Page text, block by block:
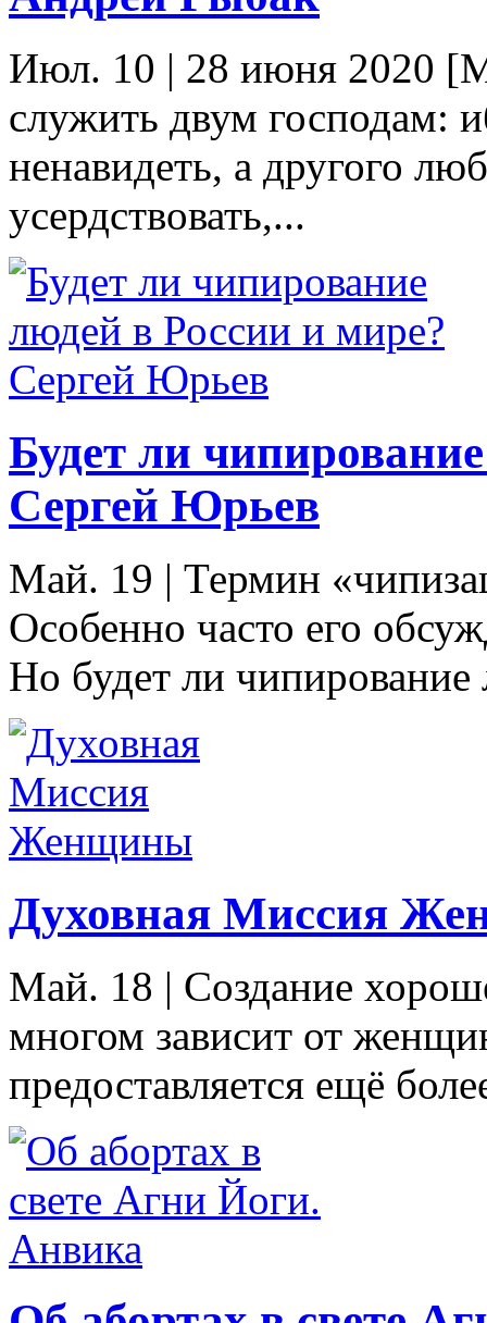
Июл. 10 | 28 июня 2020
служить двум господам:
ненавидеть, а другого
усердствовать,...
Будет ли
Сергей Юрьев
Май. 19 | Термин
Особенно часто его
Но будет ли
Духовная Миссия
Май. 18 | Создание
многом зависит от
предоставляется ещё